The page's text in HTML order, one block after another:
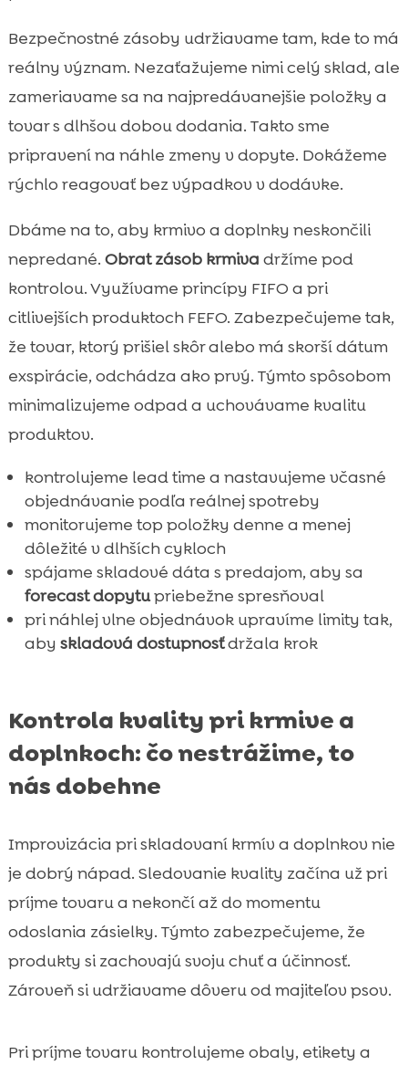
Bezpečnostné zásoby udržiavame tam, kde to má
reálny význam. Nezaťažujeme nimi celý sklad, ale
zameriavame sa na najpredávanejšie položky a
tovar s dlhšou dobou dodania. Takto sme
pripravení na náhle zmeny v dopyte. Dokážeme
rýchlo reagovať bez výpadkov v dodávke.
Dbáme na to, aby krmivo a doplnky neskončili
nepredané. Obrat zásob krmiva držíme pod
kontrolou. Využívame princípy FIFO a pri
citlivejších produktoch FEFO. Zabezpečujeme tak,
že tovar, ktorý prišiel skôr alebo má skorší dátum
exspirácie, odchádza ako prvý. Týmto spôsobom
minimalizujeme odpad a uchovávame kvalitu
produktov.
kontrolujeme lead time a nastavujeme včasné
objednávanie podľa reálnej spotreby
monitorujeme top položky denne a menej
dôležité v dlhších cykloch
spájame skladové dáta s predajom, aby sa
forecast dopytupriebežne spresňoval
pri náhlej vlne objednávok upravíme limity tak,
aby skladová dostupnosťdržala krok
Kontrola kvality pri krmive a
doplnkoch: čo nestrážime, to
nás dobehne
Improvizácia pri skladovaní krmív a doplnkov nie
je dobrý nápad. Sledovanie kvality začína už pri
príjme tovaru a nekončí až do momentu
odoslania zásielky. Týmto zabezpečujeme, že
produkty si zachovajú svoju chuť a účinnosť.
Zároveň si udržiavame dôveru od majiteľov psov.
Pri príjme tovaru kontrolujeme obaly, etikety a